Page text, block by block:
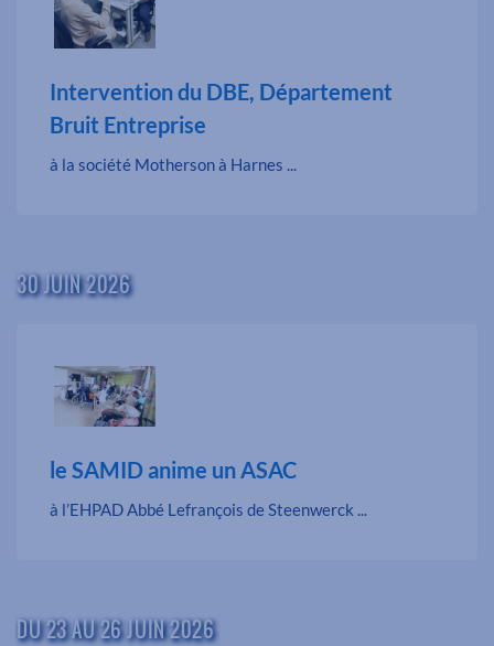
Intervention du DBE, Département
Bruit Entreprise
à la société Motherson à Harnes ...
30 JUIN 2026
le SAMID anime un ASAC
à l’EHPAD Abbé Lefrançois de Steenwerck ...
DU 23 AU 26 JUIN 2026